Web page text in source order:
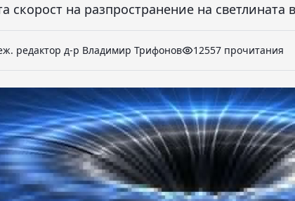
скорост на разпространение на светлината
редактор д-р Владимир Трифонов 12557 прочитания